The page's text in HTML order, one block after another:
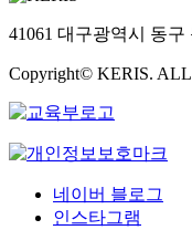
41061 대구광역시 동구
Copyright© KERIS.
네이버 블로그
인스타그램